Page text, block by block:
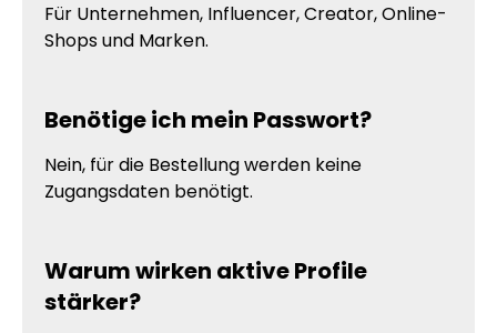
Für Unternehmen, Influencer, Creator, Online-
Shops und Marken.
Benötige ich mein Passwort?
Nein, für die Bestellung werden keine
Zugangsdaten benötigt.
Warum wirken aktive Profile
stärker?